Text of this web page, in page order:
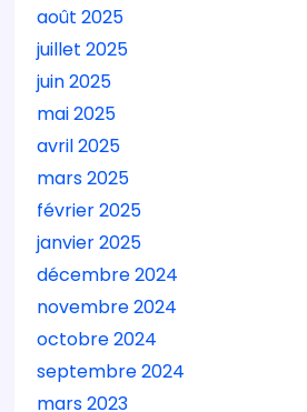
août 2025
juillet 2025
juin 2025
mai 2025
avril 2025
mars 2025
février 2025
janvier 2025
décembre 2024
novembre 2024
octobre 2024
septembre 2024
mars 2023